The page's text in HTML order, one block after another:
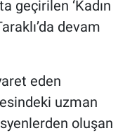
geçirilen ‘Kadın
devam
eden
uzman
oluşan